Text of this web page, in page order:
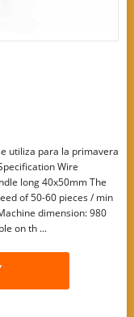
utiliza para la primavera
Wire
long 40x50mm The
of 50-60 pieces / min
dimension: 980
on th ...